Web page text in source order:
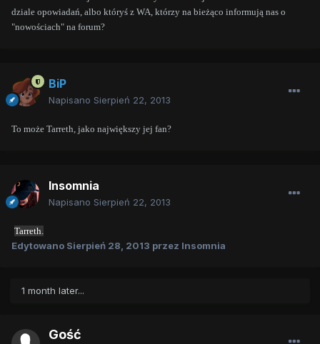
dziale opowiadań, albo któryś z WA, którzy na bieżąco informują nas o
"nowościach" na forum?
BiP
Napisano Sierpień 22, 2013
To może Tarreth, jako największy jej fan?
Insomnia
Napisano Sierpień 22, 2013
Tarreth.
Edytowano Sierpień 28, 2013 przez Insomnia
1 month later...
Gość